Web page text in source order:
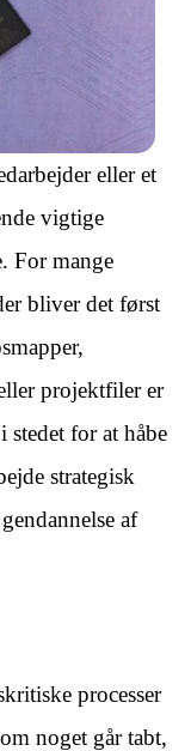
eller et
vigtige
For mange
bliver det først
projektfiler er
for at håbe
strategisk
af
processer
noget går tabt,